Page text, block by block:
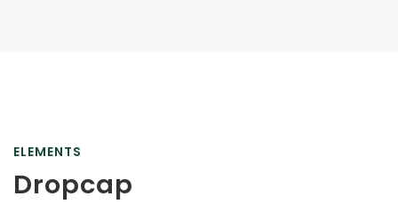
ELEMENTS
Dropcap